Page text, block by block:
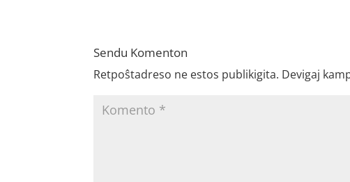
Sendu Komenton
Retpoŝtadreso ne estos publikigita. Devigaj